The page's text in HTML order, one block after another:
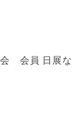
会 会員 日展な